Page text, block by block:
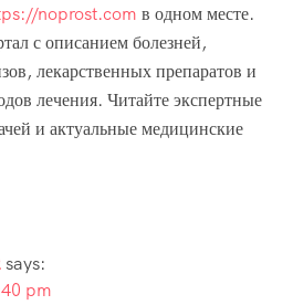
noprost.com в одном месте.
с описанием болезней,
лекарственных препаратов и
лечения. Читайте экспертные
и актуальные медицинские
says:
pm